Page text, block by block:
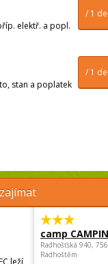
/ 1
elektř. a popl.
/ 1
stan a poplatek
camp
Radhošťská 940,
Radhoštěm